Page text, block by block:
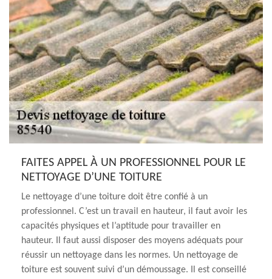
FAITES APPEL À UN PROFESSIONNEL POUR LE
NETTOYAGE D’UNE TOITURE
Le nettoyage d’une toiture doit être confié à un
professionnel. C’est un travail en hauteur, il faut avoir les
capacités physiques et l’aptitude pour travailler en
hauteur. Il faut aussi disposer des moyens adéquats pour
réussir un nettoyage dans les normes. Un nettoyage de
toiture est souvent suivi d’un démoussage. Il est conseillé